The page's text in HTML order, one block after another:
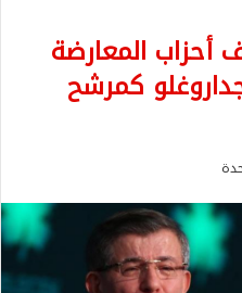
أحزاب المعارضة
كمرشح